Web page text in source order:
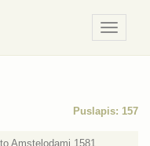
/
Meniu
Puslapis: 157
Amstelodami 1581